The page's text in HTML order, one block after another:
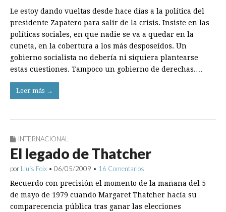
Le estoy dando vueltas desde hace días a la política del
presidente Zapatero para salir de la crisis. Insiste en las
políticas sociales, en que nadie se va a quedar en la
cuneta, en la cobertura a los más desposeídos. Un
gobierno socialista no debería ni siquiera plantearse
estas cuestiones. Tampoco un gobierno de derechas.…
Leer más →
INTERNACIONAL
El legado de Thatcher
por Lluís Foix • 06/05/2009 • 16 Comentarios
Recuerdo con precisión el momento de la mañana del 5
de mayo de 1979 cuando Margaret Thatcher hacía su
comparecencia pública tras ganar las elecciones